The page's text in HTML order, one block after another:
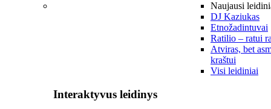
Naujausi
DJ Kaziukas
Etnožadintuvai
Ratilio – ratui
Atviras, bet
kraštui
Visi leidiniai
Interaktyvus leidinys